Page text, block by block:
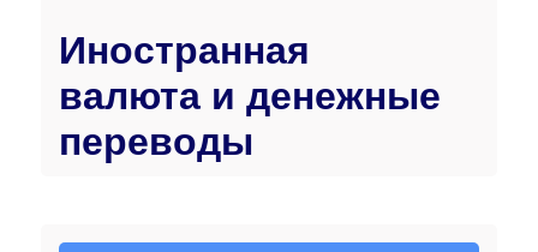
Иностранная
валюта и денежные
переводы